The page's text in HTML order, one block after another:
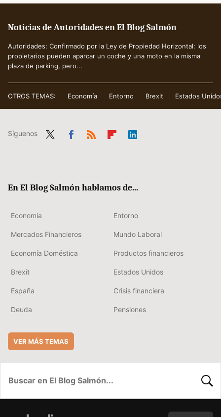
Noticias de Autoridades en El Blog Salmón
Autoridades: Confirmado por la Ley de Propiedad Horizontal: los
propietarios pueden aparcar un coche y una moto en la misma
plaza de parking, pero...
OTROS TEMAS: Economía Entorno Brexit Estados
Síguenos
En El Blog Salmón hablamos de...
Economía Entorno
Mercados Financieros Mundo Laboral
Economía Doméstica Productos financieros
Brexit Estados Unidos
España Crisis financiera
Deuda Pensiones
VER MÁS TEMAS